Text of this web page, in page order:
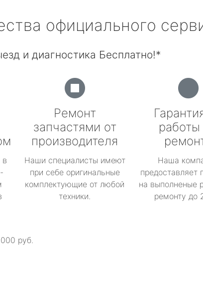
официального
и диагностика Бесплатно!*
в
Ремонт
запчастями от
производителя
Наши специалисты имеют
при себе оригинальные
комплектующие от любой
техники.
работы
Наша
предоставляет
на выполненые
ремонту до
руб.